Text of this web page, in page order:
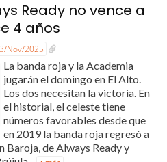
Ready no vence a
4 años
Nov/2025
La banda roja y la Academia
jugarán el domingo en El Alto.
Los dos necesitan la victoria. En
el historial, el celeste tiene
números favorables desde que
en 2019 la banda roja regresó a
Baroja, de Always Ready y